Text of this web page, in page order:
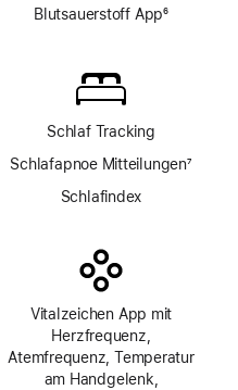
Blutsauerstoff App6
Schlaf Tracking
Schlafapnoe Mitteilungen7
Schlafindex
Vitalzeichen App mit
Herzfrequenz,
Atemfrequenz, Temperatur
am Handgelenk,